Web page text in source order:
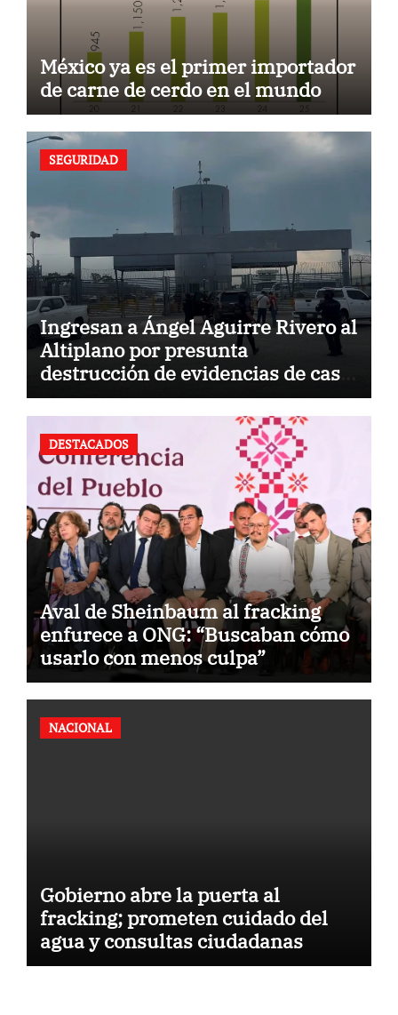
México ya es el primer importador
de carne de cerdo en el mundo
SEGURIDAD
Ingresan a Ángel Aguirre Rivero al
Altiplano por presunta
destrucción de evidencias de caso
Ayotzinapa
DESTACADOS
Aval de Sheinbaum al fracking
enfurece a ONG: “Buscaban cómo
usarlo con menos culpa”
NACIONAL
Gobierno abre la puerta al
fracking; prometen cuidado del
agua y consultas ciudadanas